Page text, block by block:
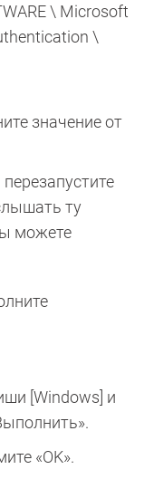
\ Microsoft
\
значение от
ту
можете
[Windows] и
«OK».